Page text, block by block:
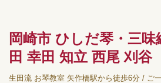
岡崎市 ひしだ琴・三味
田 幸田 知立 西尾 刈谷
生田流 お琴教室 矢作橋駅から徒歩6分 / ご